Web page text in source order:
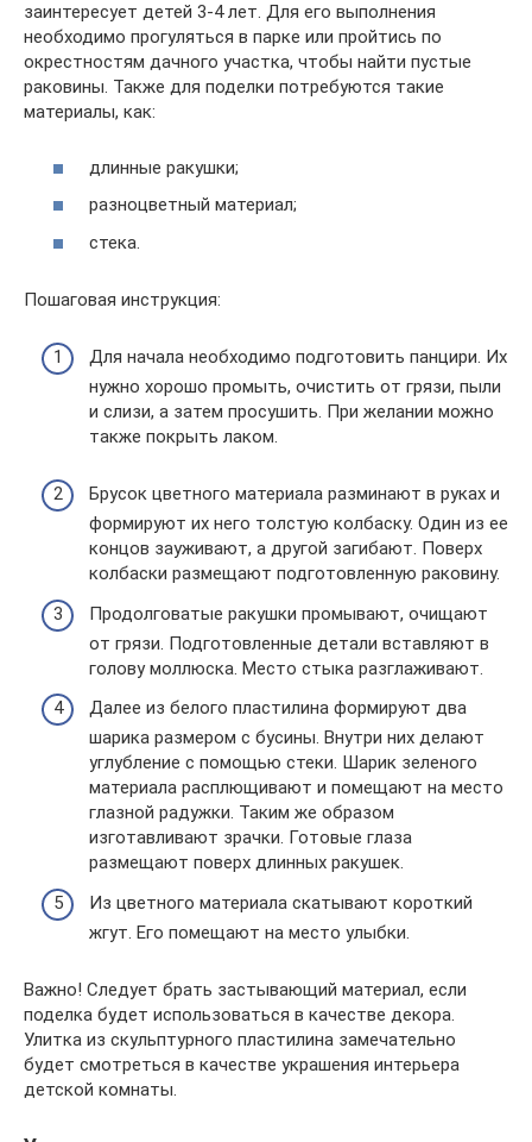
заинтересует детей 3-4 лет. Для его выполнения
необходимо прогуляться в парке или пройтись по
окрестностям дачного участка, чтобы найти пустые
раковины. Также для поделки потребуются такие
материалы, как:
длинные ракушки;
разноцветный материал;
стека.
Пошаговая инструкция:
Для начала необходимо подготовить панцири. Их
нужно хорошо промыть, очистить от грязи, пыли
и слизи, а затем просушить. При желании можно
также покрыть лаком.
Брусок цветного материала разминают в руках и
формируют их него толстую колбаску. Один из ее
концов зауживают, а другой загибают. Поверх
колбаски размещают подготовленную раковину.
Продолговатые ракушки промывают, очищают
от грязи. Подготовленные детали вставляют в
голову моллюска. Место стыка разглаживают.
Далее из белого пластилина формируют два
шарика размером с бусины. Внутри них делают
углубление с помощью стеки. Шарик зеленого
материала расплющивают и помещают на место
глазной радужки. Таким же образом
изготавливают зрачки. Готовые глаза
размещают поверх длинных ракушек.
Из цветного материала скатывают короткий
жгут. Его помещают на место улыбки.
Важно! Следует брать застывающий материал, если
поделка будет использоваться в качестве декора.
Улитка из скульптурного пластилина замечательно
будет смотреться в качестве украшения интерьера
детской комнаты.